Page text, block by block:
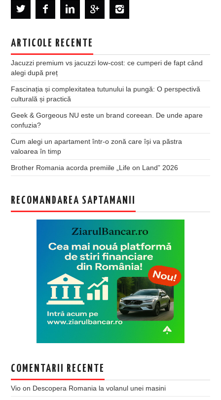
ARTICOLE RECENTE
Jacuzzi premium vs jacuzzi low-cost: ce cumperi de fapt când
alegi după preț
Fascinația și complexitatea tutunului la pungă: O perspectivă
culturală și practică
Geek & Gorgeous NU este un brand coreean. De unde apare
confuzia?
Cum alegi un apartament într-o zonă care își va păstra
valoarea în timp
Brother Romania acorda premiile „Life on Land” 2026
RECOMANDAREA SAPTAMANII
COMENTARII RECENTE
Vio on Descopera Romania la volanul unei masini